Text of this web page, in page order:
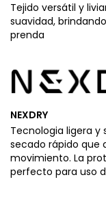
Tejido versátil y
suavidad,
prenda
NEXDRY
Tecnologia ligera y
secado rápido que
movimiento. La
perfecto para uso